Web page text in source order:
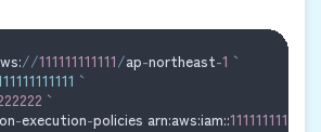
//111111111111/ap-northeast-1
-execution-policies arn:aws:iam::111111111111